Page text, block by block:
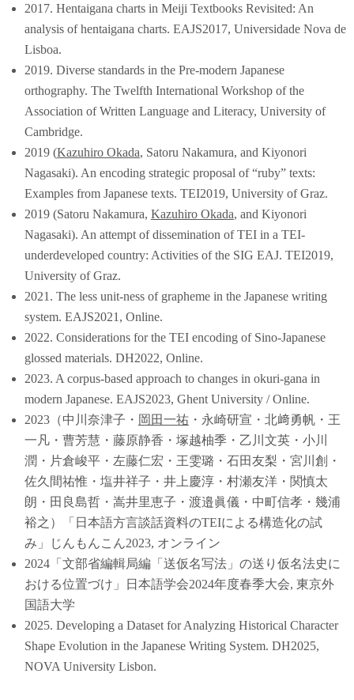
2017. Hentaigana charts in Meiji Textbooks Revisited: An
analysis of hentaigana charts. EAJS2017, Universidade Nova de
Lisboa.
2019. Diverse standards in the Pre-modern Japanese
orthography. The Twelfth International Workshop of the
Association of Written Language and Literacy, University of
Cambridge.
2019 (Kazuhiro Okada, Satoru Nakamura, and Kiyonori
Nagasaki). An encoding strategic proposal of “ruby” texts:
Examples from Japanese texts. TEI2019, University of Graz.
2019 (Satoru Nakamura, Kazuhiro Okada, and Kiyonori
Nagasaki). An attempt of dissemination of TEI in a TEI-
underdeveloped country: Activities of the SIG EAJ. TEI2019,
University of Graz.
2021. The less unit-ness of grapheme in the Japanese writing
system. EAJS2021, Online.
2022. Considerations for the TEI encoding of Sino-Japanese
glossed materials. DH2022, Online.
2023. A corpus-based approach to changes in okuri-gana in
modern Japanese. EAJS2023, Ghent University / Online.
2023（中川奈津子・ 岡田一祐・永崎研宣・北﨑勇帆・王
一凡・曹芳慧・藤原静香・塚越柚季・乙川文英・小川
潤・片倉峻平・左藤仁宏・王雯璐・石田友梨・宮川創・
佐久間祐惟・塩井祥子・井上慶淳・村瀬友洋・関慎太
朗・田良島哲・嵩井里恵子・渡邉眞儀・中町信孝・幾浦
裕之）「日本語方言談話資料のTEIによる構造化の試
み」じんもんこん2023, オンライン
2024「文部省編輯局編「送仮名写法」の送り仮名法史に
おける位置づけ」日本語学会2024年度春季大会, 東京外
国語大学
2025. Developing a Dataset for Analyzing Historical Character
Shape Evolution in the Japanese Writing System. DH2025,
NOVA University Lisbon.